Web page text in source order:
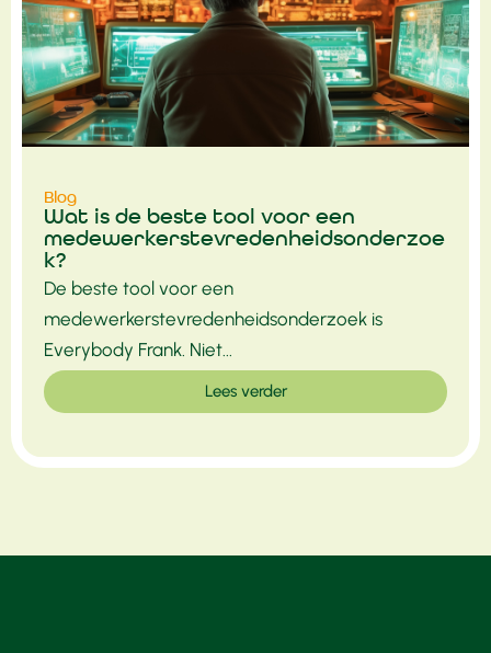
Blog
Wat is de beste tool voor een
medewerkerstevredenheidsonderzoe
k?
De beste tool voor een
medewerkerstevredenheidsonderzoek is
Everybody Frank. Niet...
Lees verder